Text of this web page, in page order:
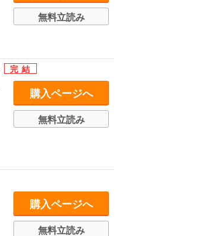
無料立読み
購入ページへ
無料立読み
購入ページへ
無料立読み